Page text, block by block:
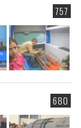
757
680